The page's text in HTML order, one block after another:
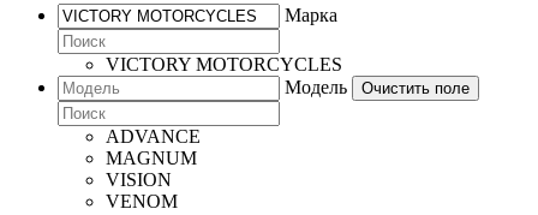
Марка
VICTORY MOTORCYCLES
Модель
Очистить поле
ADVANCE
MAGNUM
VISION
VENOM